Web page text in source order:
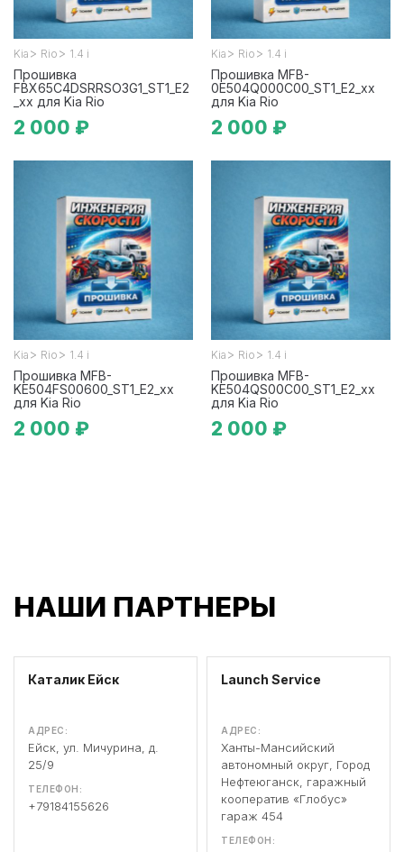
Kia > Rio > 1.4 i
Прошивка
FBX65C4DSRRSO3G1_ST1_E2
_xx для Kia Rio
2 000 ₽
Kia > Rio > 1.4 i
Прошивка MFB-
0E504Q000C00_ST1_E2_xx
для Kia Rio
2 000 ₽
Kia > Rio > 1.4 i
Прошивка MFB-
KE504FS00600_ST1_E2_xx
для Kia Rio
2 000 ₽
Kia > Rio > 1.4 i
Прошивка MFB-
KE504QS00C00_ST1_E2_xx
для Kia Rio
2 000 ₽
НАШИ ПАРТНЕРЫ
Каталик Ейск
АДРЕС:
Ейск, ул. Мичурина, д.
25/9
ТЕЛЕФОН:
+79184155626
Launch Service
АДРЕС:
Ханты-Мансийский
автономный округ, Город
Нефтеюганск, гаражный
кооператив «Глобус»
гараж 454
ТЕЛЕФОН: